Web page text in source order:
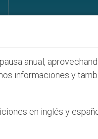
anual,
informaciones y
en inglés y